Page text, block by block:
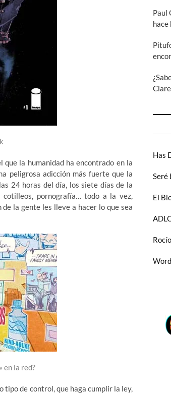
la humanidad ha encontrado en la
peligrosa adicción más fuerte que la
24 horas del día, los siete días de la
cotilleos, pornografía… todo a la vez,
la gente les lleve a hacer lo que sea
en la red?
tipo de control, que haga cumplir la ley,
Paul
hace
Has
Seré
El